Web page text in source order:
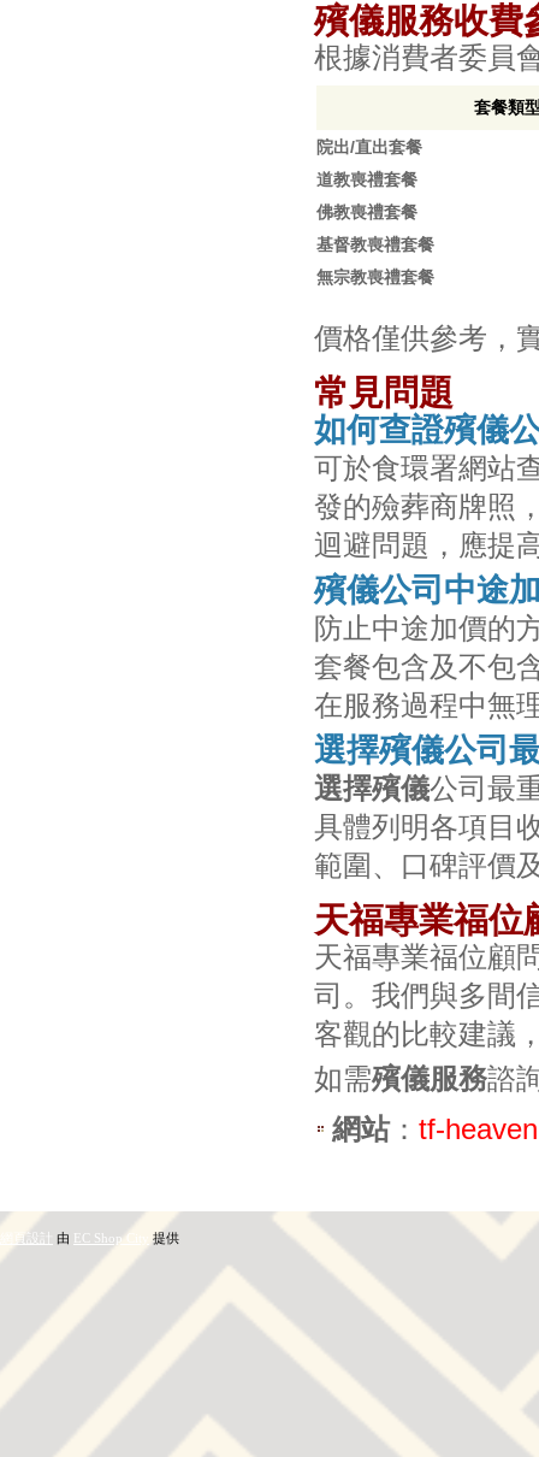
殯儀服務收費
根據消費者委員
套餐類
院出/直出套餐
道教喪禮套餐
佛教喪禮套餐
基督教喪禮套餐
無宗教喪禮套餐
價格僅供參考，
常見問題
如何查證殯儀
可於食環署網站
發的殮葬商牌照
迴避問題，應提
殯儀公司中途
防止中途加價的
套餐包含及不包
在服務過程中無
選擇殯儀公司
選擇殯儀公司最
具體列明各項目
範圍、口碑評價
天福專業福位
天福專業福位顧
司。我們與多間
客觀的比較建議
如需殯儀服務諮
網站： tf-
網頁設計 由 EC Shop City 提供